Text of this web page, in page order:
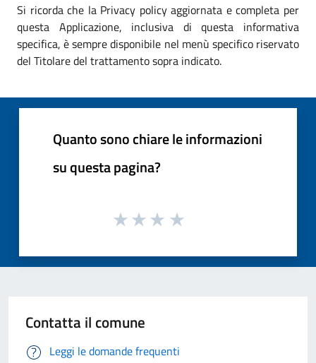
Si ricorda che la Privacy policy aggiornata e completa per
questa Applicazione, inclusiva di questa informativa
specifica, è sempre disponibile nel menù specifico riservato
del Titolare del trattamento sopra indicato.
Quanto sono chiare le informazioni
su questa pagina?
Contatta il comune
Leggi le domande frequenti